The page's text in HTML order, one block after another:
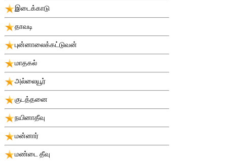
இடைக்காடு
தாவடி
புன்னாலைக்கட்டுவன்
மாதகல்
அல்லையூர்
குடத்தனை
நயினாதீவு
மன்னார்
மண்டை தீவு